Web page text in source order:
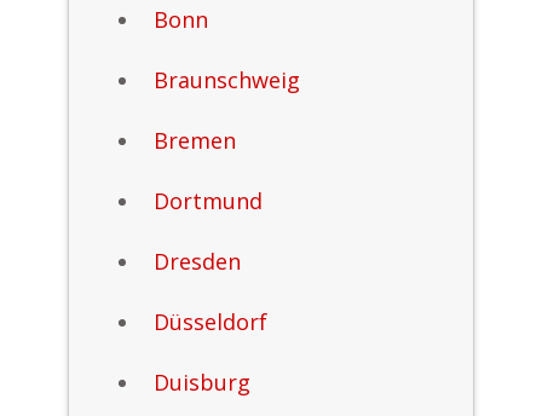
Bonn
Braunschweig
Bremen
Dortmund
Dresden
Düsseldorf
Duisburg